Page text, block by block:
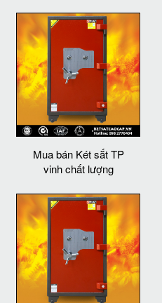
Mua bán Két sắt TP
vinh chất lượng